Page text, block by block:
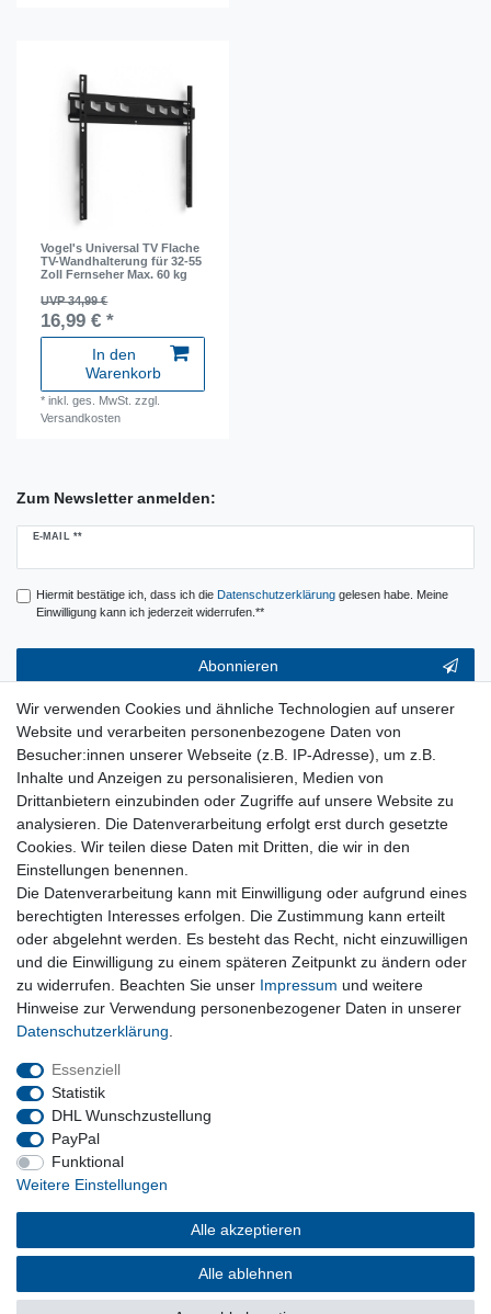
Vogel's Universal TV Flache
TV-Wandhalterung für 32-55
Zoll Fernseher Max. 60 kg
UVP 34,99 €
16,99 € *
In den
Warenkorb
*inkl. ges. MwSt. zzgl.
Versandkosten
Zum Newsletter anmelden:
E-MAIL **
Newsletter
Hiermit bestätige ich, dass ich die Daten­schutz­erklärunggelesen habe. Meine
Einwilligung kann ich jederzeit widerrufen.**
Abonnieren
** Hierbei handelt es sich um ein Pflichtfeld.
Service & Hilfe
Kontakt
Warenkorb
Zur Kasse
Nützliches
Newsletter abmelden
Widerrufsformular
Vertrag Widerrufen
Rechtliches
Wiederrufsrecht
AGB
Privatkunden
Neukundenanmeldung
Mein Konto
Wir verwenden Cookies und ähnliche Technologien auf unserer
Website und verarbeiten personenbezogene Daten von
Besucher:innen unserer Webseite (z.B. IP-Adresse), um z.B.
Inhalte und Anzeigen zu personalisieren, Medien von
Drittanbietern einzubinden oder Zugriffe auf unsere Website zu
analysieren. Die Datenverarbeitung erfolgt erst durch gesetzte
Cookies. Wir teilen diese Daten mit Dritten, die wir in den
Einstellungen benennen.
Die Datenverarbeitung kann mit Einwilligung oder aufgrund eines
berechtigten Interesses erfolgen. Die Zustimmung kann erteilt
oder abgelehnt werden. Es besteht das Recht, nicht einzuwilligen
und die Einwilligung zu einem späteren Zeitpunkt zu ändern oder
zu widerrufen. Beachten Sie unser Impressum und weitere
Hinweise zur Verwendung personenbezogener Daten in unserer
Daten­schutz­erklärung
Essenziell
Statistik
DHL Wunschzustellung
PayPal
Funktional
Weitere Einstellungen
Alle akzeptieren
Alle ablehnen